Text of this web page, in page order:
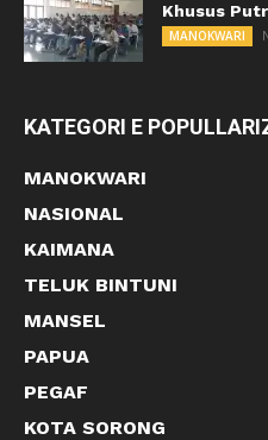
Khusus
MANOKWARI
KATEGORI E
MANOKWARI
NASIONAL
KAIMANA
TELUK BINTUNI
MANSEL
PAPUA
PEGAF
KOTA SORONG